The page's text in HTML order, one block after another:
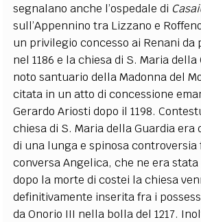
segnalano anche l’ospedale di
sull’Appennino tra Lizzano e
un privilegio concesso ai Renani da
nel 1186 e la chiesa di S. Maria
noto santuario della Madonna del
citata in un atto di concessione
Gerardo Ariosti dopo il 1198.
chiesa di S. Maria della Guardia era
di una lunga e spinosa controversia
conversa Angelica, che ne era
dopo la morte di costei la chiesa
definitivamente inserita fra i
da Onorio III nella bolla del 1217.